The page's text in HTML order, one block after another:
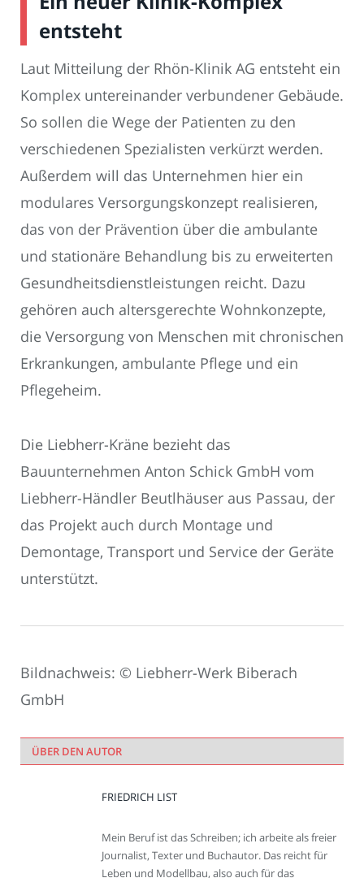
entsteht
Laut Mitteilung der Rhön-Klinik AG entsteht ein
Komplex untereinander verbundener Gebäude.
So sollen die Wege der Patienten zu den
verschiedenen Spezialisten verkürzt werden.
Außerdem will das Unternehmen hier ein
modulares Versorgungskonzept realisieren,
das von der Prävention über die ambulante
und stationäre Behandlung bis zu erweiterten
Gesundheitsdienstleistungen reicht. Dazu
gehören auch altersgerechte Wohnkonzepte,
die Versorgung von Menschen mit chronischen
Erkrankungen, ambulante Pflege und ein
Pflegeheim.
Die Liebherr-Kräne bezieht das
Bauunternehmen Anton Schick GmbH vom
Liebherr-Händler Beutlhäuser aus Passau, der
das Projekt auch durch Montage und
Demontage, Transport und Service der Geräte
unterstützt.
Bildnachweis: © Liebherr-Werk Biberach
GmbH
ÜBER DEN AUTOR
FRIEDRICH LIST
Mein Beruf ist das Schreiben; ich arbeite als freier
Journalist, Texter und Buchautor. Das reicht für
Leben und Modellbau, also auch für das